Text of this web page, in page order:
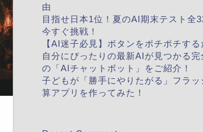
由
目指せ日本1位！夏のAI期末テスト全
今すぐ挑戦！
【AI迷子必見】ボタンをポチポチする
自分にぴったりの最新AIが見つかる完
の「AIチャットボット」をご紹介！
子どもが「勝手にやりたがる」フラッ
算アプリを作ってみた！